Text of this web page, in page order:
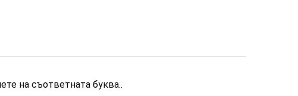
на съответната буква..